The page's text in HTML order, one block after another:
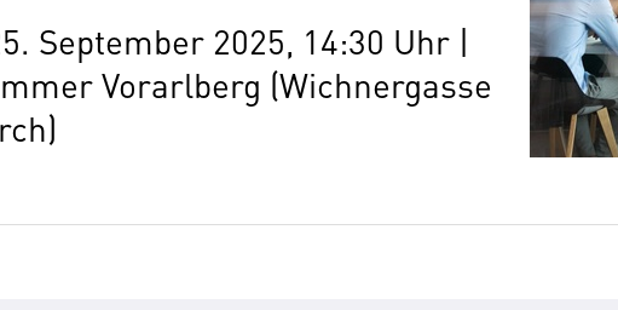
September 2025, 14:30 Uhr |
Vorarlberg (Wichnergasse